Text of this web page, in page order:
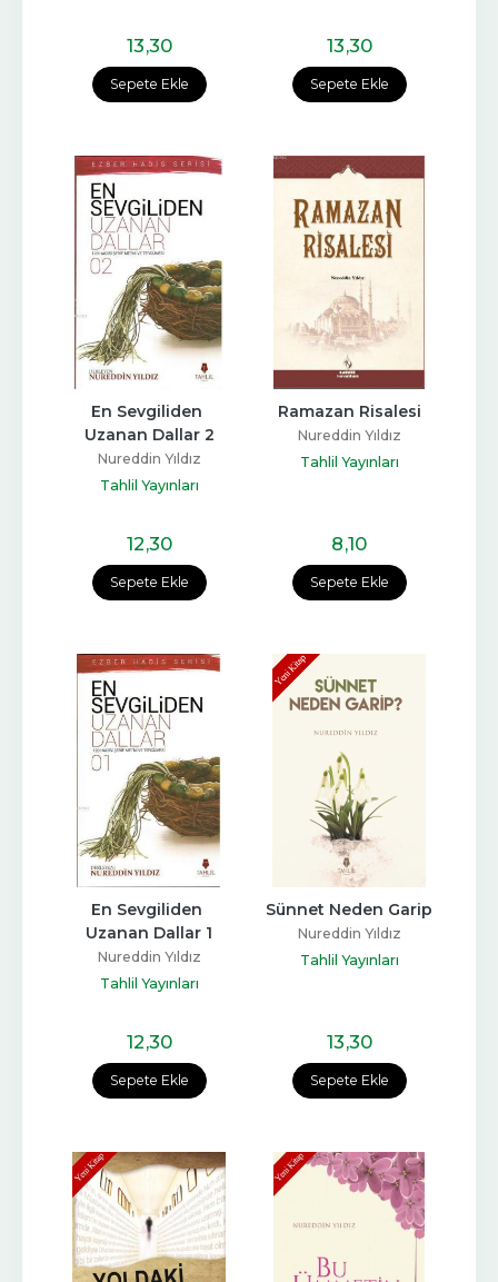
Sepete Ekle
13,30
Sepete Ekle
13,30
Sepete Ekle
En Sevgiliden
Uzanan Dallar 2
Nureddin Yıldız
Tahlil Yayınları
12,30
Sepete Ekle
Ramazan Risalesi
Nureddin Yıldız
Tahlil Yayınları
8,10
Sepete Ekle
En Sevgiliden
Uzanan Dallar 1
Nureddin Yıldız
Tahlil Yayınları
12,30
Sepete Ekle
Sünnet Neden Garip
Nureddin Yıldız
Tahlil Yayınları
13,30